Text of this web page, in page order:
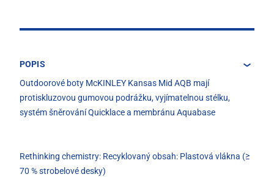
POPIS
Outdoorové boty McKINLEY Kansas Mid AQB mají
protiskluzovou gumovou podrážku, vyjímatelnou stélku,
systém šněrování Quicklace a membránu Aquabase
Rethinking chemistry: Recyklovaný obsah: Plastová vlákna (≥
70 % strobelové desky)